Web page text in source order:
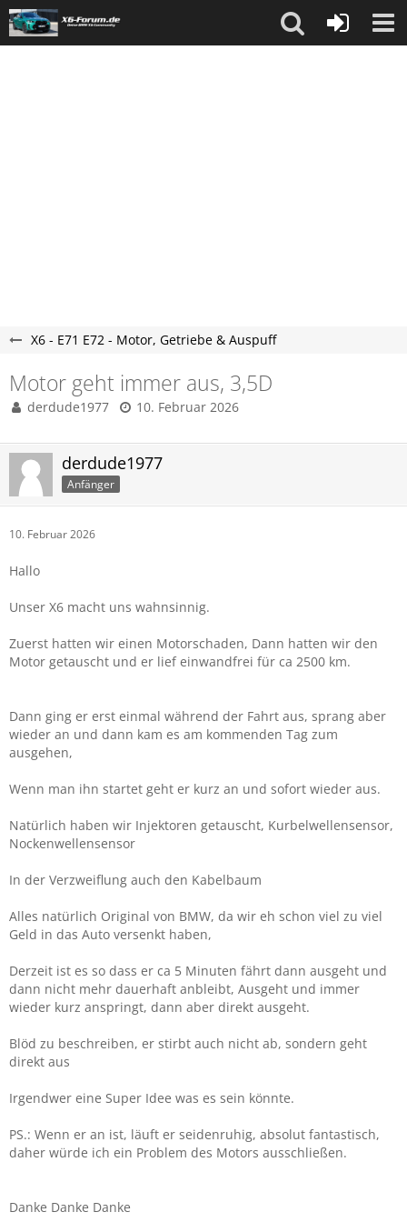
X6 - E71 E72 - Motor, Getriebe & Auspuff
Motor geht immer aus, 3,5D
derdude1977 10. Februar 2026
derdude1977
Anfänger
10. Februar 2026
Hallo
Unser X6 macht uns wahnsinnig.
Zuerst hatten wir einen Motorschaden, Dann hatten wir den
Motor getauscht und er lief einwandfrei für ca 2500 km.
Dann ging er erst einmal während der Fahrt aus, sprang aber
wieder an und dann kam es am kommenden Tag zum
ausgehen,
Wenn man ihn startet geht er kurz an und sofort wieder aus.
Natürlich haben wir Injektoren getauscht, Kurbelwellensensor,
Nockenwellensensor
In der Verzweiflung auch den Kabelbaum
Alles natürlich Original von BMW, da wir eh schon viel zu viel
Geld in das Auto versenkt haben,
Derzeit ist es so dass er ca 5 Minuten fährt dann ausgeht und
dann nicht mehr dauerhaft anbleibt, Ausgeht und immer
wieder kurz anspringt, dann aber direkt ausgeht.
Blöd zu beschreiben, er stirbt auch nicht ab, sondern geht
direkt aus
Irgendwer eine Super Idee was es sein könnte.
PS.: Wenn er an ist, läuft er seidenruhig, absolut fantastisch,
daher würde ich ein Problem des Motors ausschließen.
Danke Danke Danke